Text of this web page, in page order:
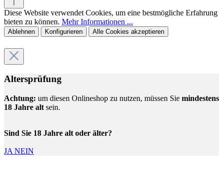
Diese Website verwendet Cookies, um eine bestmögliche Erfahrung
bieten zu können. Mehr Informationen ...
Ablehnen Konfigurieren Alle Cookies akzeptieren
Altersprüfung
Achtung: um diesen Onlineshop zu nutzen, müssen Sie mindestens
18 Jahre alt sein.
Sind Sie 18 Jahre alt oder älter?
JA NEIN